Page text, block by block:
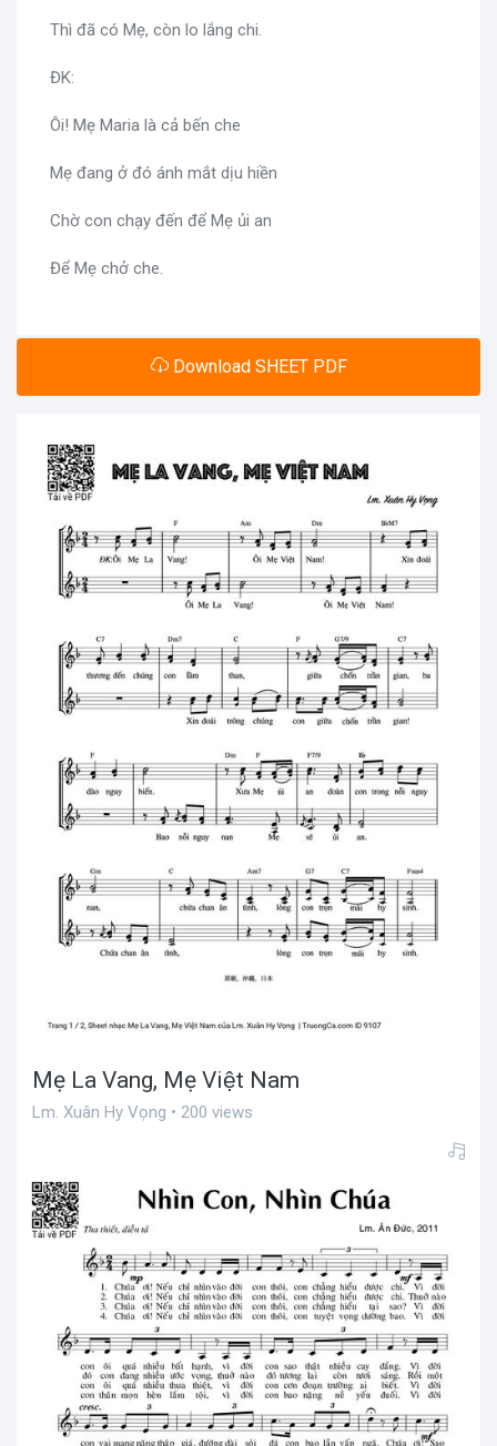
Thì đã có Mẹ, còn lo lắng chi.
ĐK:
Ôi! Mẹ Maria là cả bến che
Mẹ đang ở đó ánh mắt dịu hiền
Chờ con chạy đến để Mẹ ủi an
Để Mẹ chở che.
Download SHEET PDF
Mẹ La Vang, Mẹ Việt Nam
Lm. Xuân Hy Vọng • 200 views